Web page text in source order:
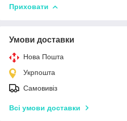
Приховати
Умови доставки
Нова Пошта
Укрпошта
Самовивіз
Всі умови доставки